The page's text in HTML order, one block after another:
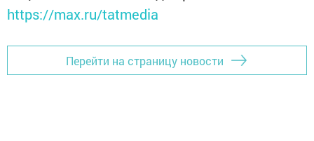
https://max.ru/tatmedia
Перейти на страницу новости